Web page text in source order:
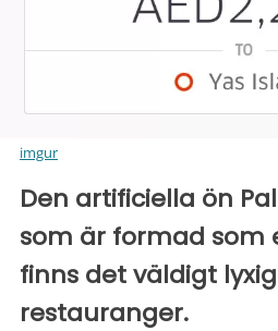
imgur
Den artificiella ön
som är formad som
finns det väldigt
restauranger.